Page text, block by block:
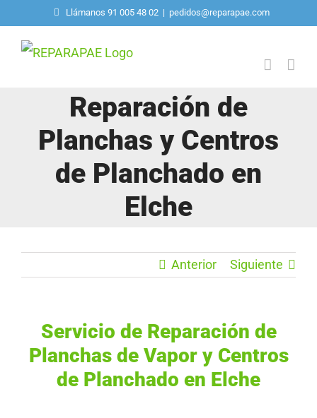
Llámanos 91 005 48 02 | pedidos@reparapae.com
Reparación de
Planchas y Centros
de Planchado en
Elche
Anterior Siguiente
Servicio de Reparación de
Planchas de Vapor y Centros
de Planchado en Elche